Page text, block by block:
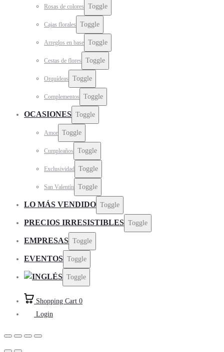
Rosas de colores Toggle
Cajas florales Toggle
Arreglos en base Toggle
Cestas de flores Toggle
Orquídeas Toggle
Complementos Toggle
OCASIONES Toggle
Amor Toggle
Cumpleaños Toggle
Exclusividad Toggle
San Valentín Toggle
LO MÁS VENDIDO Toggle
PRECIOS IRRESISTIBLES Toggle
EMPRESAS Toggle
EVENTOS Toggle
Toggle
Shopping Cart 0
Login